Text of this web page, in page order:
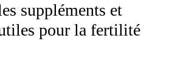
suppléments et
pour la fertilité